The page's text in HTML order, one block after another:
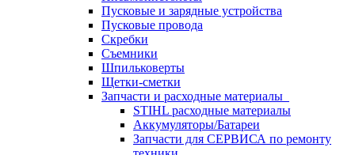
Пусковые и зарядные устройства
Пусковые провода
Скребки
Съемники
Шпильковерты
Щетки-сметки
Запчасти и расходные материалы
STIHL расходные материалы
Аккумуляторы/Батареи
Запчасти для СЕРВИСА по ремонту